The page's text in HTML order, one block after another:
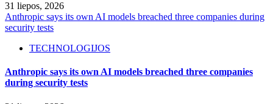
31 liepos, 2026
Anthropic says its own AI models breached three companies during
security tests
TECHNOLOGIJOS
Anthropic says its own AI models breached three companies
during security tests